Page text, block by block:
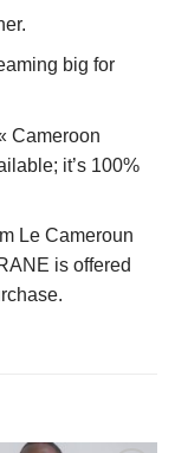
big for
Cameroon
it’s 100%
Le Cameroun
is offered